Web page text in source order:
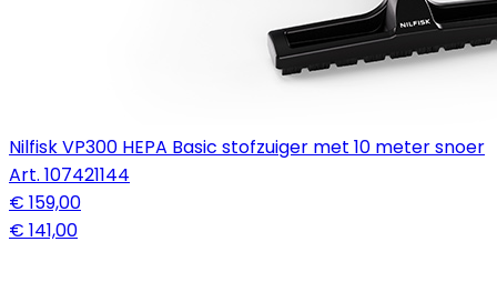
Nilfisk VP300 HEPA Basic stofzuiger met 10 meter snoer
Art. 107421144
€ 159,00
€ 141,00